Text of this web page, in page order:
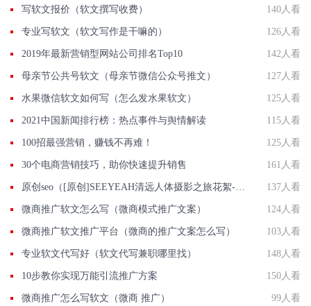
写软文报价（软文撰写收费） 140人看
专业写软文（软文写作是干嘛的） 126人看
2019年最新营销型网站公司排名Top10 142人看
母亲节公共号软文（母亲节微信公众号推文） 127人看
水果微信软文如何写（怎么发水果软文） 125人看
2021中国新闻排行榜：热点事件与舆情解读 115人看
100招最强营销，赚钱不再难！ 125人看
30个电商营销技巧，助你快速提升销售 161人看
137人看
微商推广软文怎么写（微商模式推广文案） 124人看
微商推广软文推广平台（微商的推广文案怎么写） 103人看
专业软文代写好（软文代写兼职哪里找） 148人看
10步教你实现万能引流推广方案 150人看
微商推广怎么写软文（微商 推广） 99人看